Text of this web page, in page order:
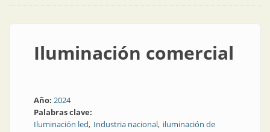
Iluminación comercial
Año: 2024
Palabras clave:
Iluminación led Industria nacional iluminación de